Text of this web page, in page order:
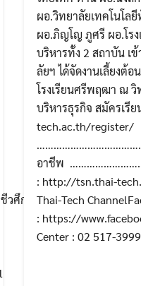
ศึกษา #สาย
ผอ.วิทยาลัยเทคโนโล
ผอ.ภิญโญ ภูศรี ผอ.โร
บริหารทั้ง 2 สถาบัน เ
ลัยฯ ได้จัดงานเลี้ยงต้
โรงเรียนศรีพฤฒา ณ
บริหารธุรกิจ สมัครเรี
tech.ac.th/register/
อาชีพ
: http://tsn.thai-
Thai-Tech
: https://
Center : 02 517-3999